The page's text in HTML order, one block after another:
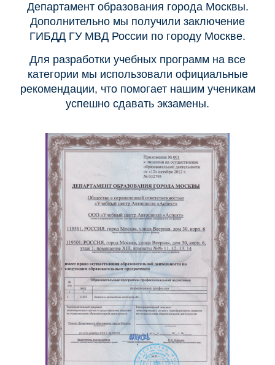
Департамент образования города Москвы.
Дополнительно мы получили заключение
ГИБДД ГУ МВД России по городу Москве.
Для разработки учебных программ на все
категории мы использовали официальные
рекомендации, что помогает нашим ученикам
успешно сдавать экзамены.